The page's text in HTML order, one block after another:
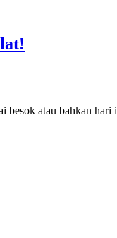
besok atau bahkan